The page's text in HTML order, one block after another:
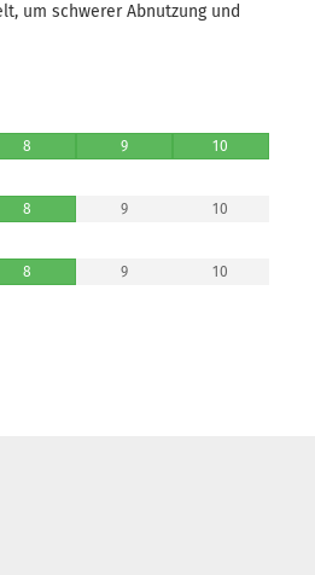
um schwerer Abnutzung und
8 9 10
8 9 10
8 9 10